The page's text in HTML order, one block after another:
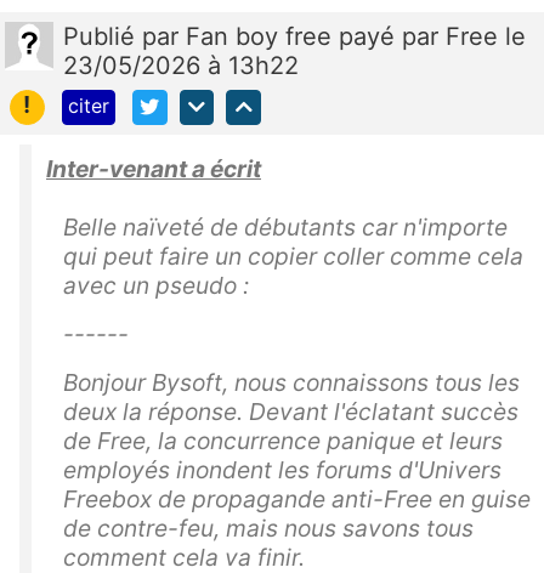
Publié par Fan boy free payé par Free le
23/05/2026 à 13h22
!
citer
Inter-venant a écrit
Belle naïveté de débutants car n'importe
qui peut faire un copier coller comme cela
avec un pseudo :
------
Bonjour Bysoft, nous connaissons tous les
deux la réponse. Devant l'éclatant succès
de Free, la concurrence panique et leurs
employés inondent les forums d'Univers
Freebox de propagande anti-Free en guise
de contre-feu, mais nous savons tous
comment cela va finir.